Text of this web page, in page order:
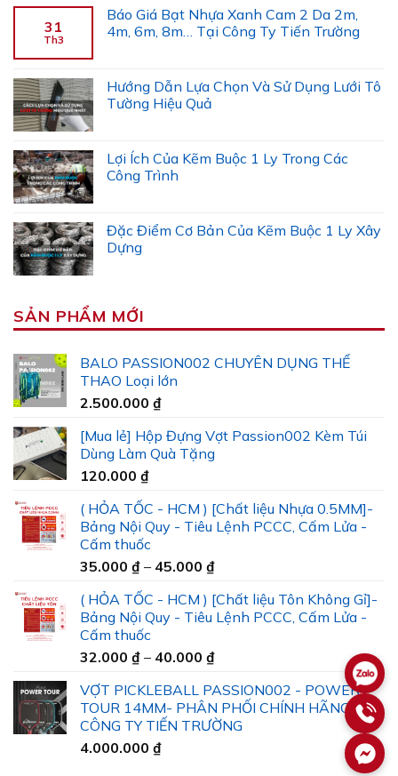
31
Th3
Báo Giá Bạt Nhựa Xanh Cam 2 Da 2m,
4m, 6m, 8m… Tại Công Ty Tiến Trường
Hướng Dẫn Lựa Chọn Và Sử Dụng Lưới Tô
Tường Hiệu Quả
Lợi Ích Của Kẽm Buộc 1 Ly Trong Các
Công Trình
Đặc Điểm Cơ Bản Của Kẽm Buộc 1 Ly Xây
Dựng
SẢN PHẨM MỚI
BALO PASSION002 CHUYÊN DỤNG THỂ
THAO Loại lớn
2.500.000 ₫
[Mua lẻ] Hộp Đựng Vợt Passion002 Kèm Túi
Dùng Làm Quà Tặng
120.000 ₫
( HỎA TỐC - HCM ) [Chất liệu Nhựa 0.5MM]-
Bảng Nội Quy - Tiêu Lệnh PCCC, Cấm Lửa -
Cấm thuốc
35.000 ₫ – 45.000 ₫Khoảng
từ
35.000 ₫
45.000 ₫
( HỎA TỐC - HCM ) [Chất liệu Tôn Không Gỉ]-
Bảng Nội Quy - Tiêu Lệnh PCCC, Cấm Lửa -
Cấm thuốc
32.000 ₫ – 40.000 ₫Khoảng
từ
32.000 ₫
đến
VỢT PICKLEBALL PASSION002 - POWER
TOUR 14MM- PHÂN PHỐI CHÍNH HÃNG BỞI
CÔNG TY TIẾN TRƯỜNG
4.000.000 ₫